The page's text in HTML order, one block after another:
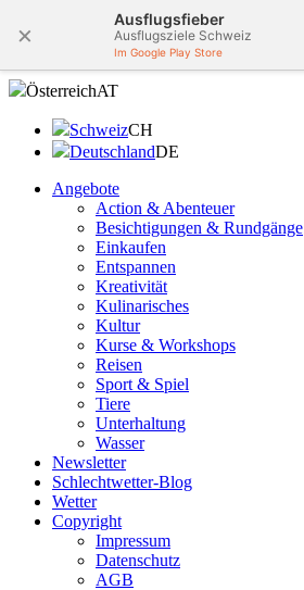
× Ausflugsfieber
Ausflugsziele Schweiz
Im Google Play Store
ÖsterreichAT
SchweizCH
DeutschlandDE
Angebote
Action & Abenteuer
Besichtigungen & Rundgänge
Einkaufen
Entspannen
Kreativität
Kulinarisches
Kultur
Kurse & Workshops
Reisen
Sport & Spiel
Tiere
Unterhaltung
Wasser
Newsletter
Schlechtwetter-Blog
Wetter
Copyright
Impressum
Datenschutz
AGB